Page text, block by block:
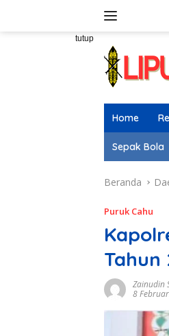
tutup
Home
Sepak Bola
Beranda
Puruk Cahu
Tahun
Zainudin
8